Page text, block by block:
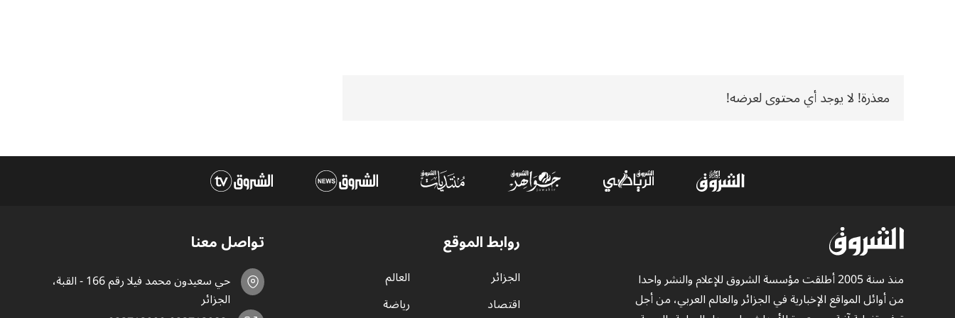
معذرة! لا يوجد أي محتوى لعرضه!
منذ سنة 2005 أطلقت مؤسسة الشروق للإعلام والنشر واحدا
من أوائل المواقع الإخبارية في الجزائر والعالم العربي، من أجل
روابط الموقع
الجزائر
العالم
اقتصاد
رياضة
تواصل معنا
حي سعيدون محمد فيلا رقم 166 - القبة،
الجزائر